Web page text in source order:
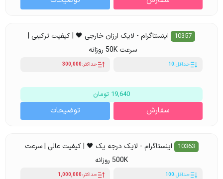
10357
اینستاگرام - لایک ارزان خارجی 🖤 | کیفیت ترکیبی |
سرعت 50K روزانه
حداقل:10 حداکثر:300,000
19,640 تومان
سفارش توضیحات
10363
اینستاگرام - لایک درجه یک 🖤 | کیفیت عالی | سرعت
500K روزانه
حداقل:100 حداکثر:1,000,000